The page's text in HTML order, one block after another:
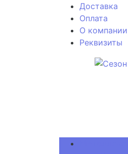
Доставка
Оплата
О компании
Реквизиты